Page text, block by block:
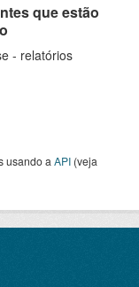
que estão
- relatórios
usando a API (veja